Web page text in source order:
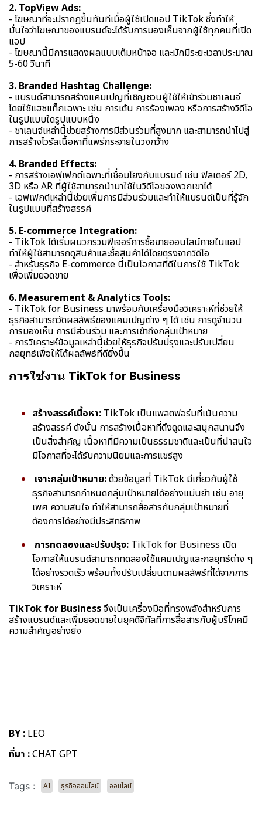
2. TopView Ads:
- โฆษณาที่จะปรากฏขึ้นทันทีเมื่อผู้ใช้เปิดแอป TikTok ซึ่งทำให้
มั่นใจว่าโฆษณาของแบรนด์จะได้รับการมองเห็นจากผู้ใช้ทุกคนที่เปิด
แอป
- โฆษณานี้มีการแสดงผลแบบเต็มหน้าจอ และมักมีระยะเวลาประมาณ
5-60 วินาที
3. Branded Hashtag Challenge:
- แบรนด์สามารถสร้างแคมเปญที่เชิญชวนผู้ใช้ให้เข้าร่วมชาเลนจ์
โดยใช้แฮชแท็กเฉพาะ เช่น การเต้น การร้องเพลง หรือการสร้างวิดีโอ
ในรูปแบบใดรูปแบบหนึ่ง
- ชาเลนจ์เหล่านี้ช่วยสร้างการมีส่วนร่วมที่สูงมาก และสามารถนำไปสู่
การสร้างไวรัลเนื้อหาที่แพร่กระจายในวงกว้าง
4. Branded Effects:
- การสร้างเอฟเฟกต์เฉพาะที่เชื่อมโยงกับแบรนด์ เช่น ฟิลเตอร์ 2D,
3D หรือ AR ที่ผู้ใช้สามารถนำมาใช้ในวิดีโอของพวกเขาได้
- เอฟเฟกต์เหล่านี้ช่วยเพิ่มการมีส่วนร่วมและทำให้แบรนด์เป็นที่รู้จัก
ในรูปแบบที่สร้างสรรค์
5. E-commerce Integration:
- TikTok ได้เริ่มผนวกรวมฟีเจอร์การซื้อขายออนไลน์ภายในแอป
ทำให้ผู้ใช้สามารถดูสินค้าและซื้อสินค้าได้โดยตรงจากวิดีโอ
- สำหรับธุรกิจ E-commerce นี่เป็นโอกาสที่ดีในการใช้ TikTok
เพื่อเพิ่มยอดขาย
6. Measurement & Analytics Tools:
- TikTok for Business มาพร้อมกับเครื่องมือวิเคราะห์ที่ช่วยให้
ธุรกิจสามารถวัดผลลัพธ์ของแคมเปญต่าง ๆ ได้ เช่น การดูจำนวน
การมองเห็น การมีส่วนร่วม และการเข้าถึงกลุ่มเป้าหมาย
- การวิเคราะห์ข้อมูลเหล่านี้ช่วยให้ธุรกิจปรับปรุงและปรับเปลี่ยน
กลยุทธ์เพื่อให้ได้ผลลัพธ์ที่ดียิ่งขึ้น
การใช้งาน TikTok for Business
สร้างสรรค์เนื้อหา: TikTok เป็นแพลตฟอร์มที่เน้นความ
สร้างสรรค์ ดังนั้น การสร้างเนื้อหาที่ดึงดูดและสนุกสนานจึง
เป็นสิ่งสำคัญ เนื้อหาที่มีความเป็นธรรมชาติและเป็นที่น่าสนใจ
มีโอกาสที่จะได้รับความนิยมและการแชร์สูง
เจาะกลุ่มเป้าหมาย:ด้วยข้อมูลที่ TikTok มีเกี่ยวกับผู้ใช้
ธุรกิจสามารถกำหนดกลุ่มเป้าหมายได้อย่างแม่นยำ เช่น อายุ
เพศ ความสนใจ ทำให้สามารถสื่อสารกับกลุ่มเป้าหมายที่
ต้องการได้อย่างมีประสิทธิภาพ
การทดลองและปรับปรุง: TikTok for Business เปิด
โอกาสให้แบรนด์สามารถทดลองใช้แคมเปญและกลยุทธ์ต่าง ๆ
ได้อย่างรวดเร็ว พร้อมทั้งปรับเปลี่ยนตามผลลัพธ์ที่ได้จากการ
วิเคราะห์
TikTok for Businessจึงเป็นเครื่องมือที่ทรงพลังสำหรับการ
สร้างแบรนด์และเพิ่มยอดขายในยุคดิจิทัลที่การสื่อสารกับผู้บริโภคมี
ความสำคัญอย่างยิ่ง
BY : LEO
ที่มา :CHAT GPT
Tags : AI ธุรกิจออนไลน์ ออนไลน์